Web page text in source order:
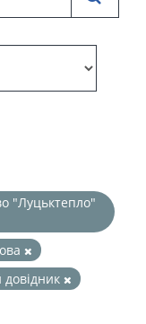
"Луцьктепло"